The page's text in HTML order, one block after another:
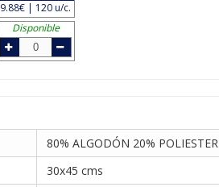
9.88€ | 120 u/c.
Disponible
80% ALGODÓN 20% POLIESTER
30x45 cms